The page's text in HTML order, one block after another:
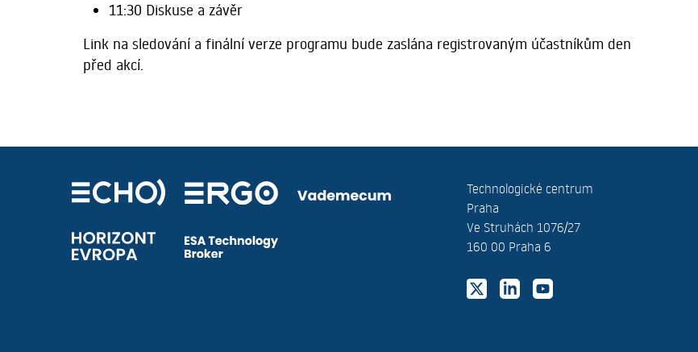
11:30 Diskuse a závěr
Link na sledování a finální verze programu bude zaslána registrovaným účastníkům den
před akcí.
Technologické centrum
Praha
Ve Struhách 1076/27
160 00 Praha 6